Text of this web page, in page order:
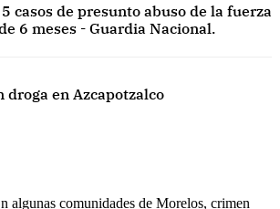
casos de presunto abuso de la fuerza
6 meses - Guardia Nacional.
droga en Azcapotzalco
algunas comunidades de Morelos, crimen